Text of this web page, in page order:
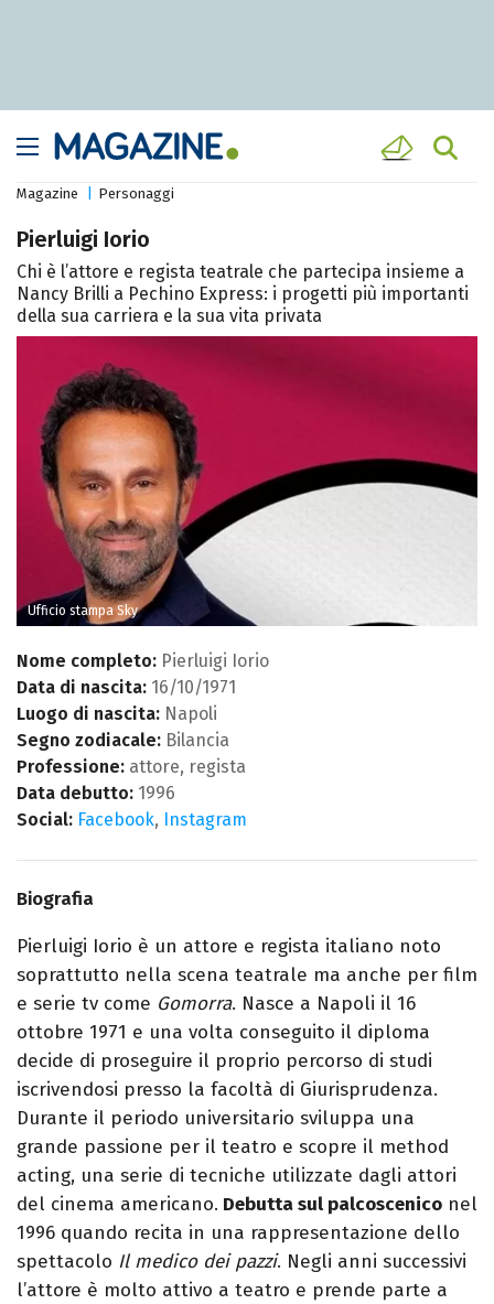
Magazine Personaggi
Pierluigi Iorio
Chi è l’attore e regista teatrale che partecipa insieme a
Nancy Brilli a Pechino Express: i progetti più importanti
della sua carriera e la sua vita privata
Ufficio stampa Sky
Nome completo: Pierluigi Iorio
Data di nascita: 16/10/1971
Luogo di nascita: Napoli
Segno zodiacale: Bilancia
Professione: attore, regista
Data debutto: 1996
Social: Facebook, Instagram
Biografia
Pierluigi Iorio è un attore e regista italiano noto
soprattutto nella scena teatrale ma anche per film
e serie tv come Gomorra. Nasce a Napoli il 16
ottobre 1971 e una volta conseguito il diploma
decide di proseguire il proprio percorso di studi
iscrivendosi presso la facoltà di Giurisprudenza.
Durante il periodo universitario sviluppa una
grande passione per il teatro e scopre il method
acting, una serie di tecniche utilizzate dagli attori
del cinema americano. Debutta sul palcoscenico nel
1996 quando recita in una rappresentazione dello
spettacolo Il medico dei pazzi. Negli anni successivi
l’attore è molto attivo a teatro e prende parte a